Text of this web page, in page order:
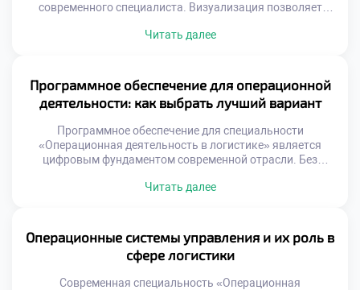
современного специалиста. Визуализация позволяет
системах. Абстрактные данные превращаются в
Умение рисовать процессы равносильно умению
управлять ими эффективно. Многие студенты
недооценивают значимость графических методов
Читать далее
Программное обеспечение для операционной
деятельности: как выбрать лучший вариант
Программное обеспечение для специальности
«Операционная деятельность в логистике» является
цифровым фундаментом современной отрасли. Без
превращается в хаос. Выбор правильного инструмента
до начала практики. Теоретическое знание функций
программ недостаточно для реальной работы. Умение
анализировать потребности бизнеса отличает
профессионала от простого […]
Читать далее
Операционные системы управления и их роль в
сфере логистики
Современная специальность «Операционная